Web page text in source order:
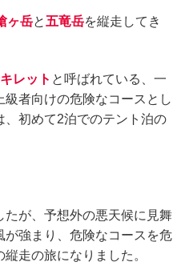
ヶ岳と 五竜岳を縦走してき
レット と呼ばれている、一
者向けの危険なコースとし
、初めて2泊でのテント泊の
が、予想外の悪天候に見舞
強まり、危険なコースを危
走の旅になりました。